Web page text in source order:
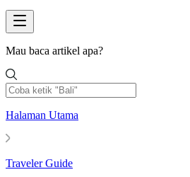
Mau baca artikel apa?
Halaman Utama
Traveler Guide